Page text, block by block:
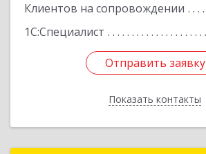
Клиентов на сопровождении
1С:Специалист
Отправить заявку
Показать контакты
Отправить заявку
Назад